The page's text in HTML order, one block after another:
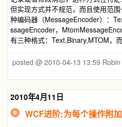
但实现方式并不规范，而且使用范
种编码器（MessageEncoder）：
ssageEncoder，
有三种格式：Text,Binary,MTOM，
posted @ 2010-04-13 13:59
2010年4月11日
WCF进阶:为每个操作附